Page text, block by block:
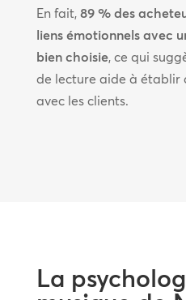
En fait, 89 % des
liens émotionnels avec
bien choisie, ce qui
de lecture aide à établir
avec les clients.
La